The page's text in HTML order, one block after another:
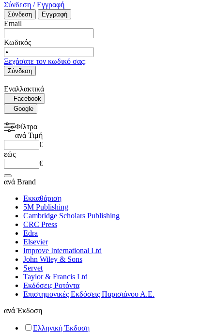
Σύνδεση / Εγγραφή
Σύνδεση Εγγραφή
Email
Κωδικός
Ξεχάσατε τον κωδικό σας;
Σύνδεση
Εναλλακτικά
Facebook
Google
Φίλτρα
ανά Τιμή
€
εώς
€
ανά Brand
Εκκαθάριση
5M Publishing
Cambridge Scholars Publishing
CRC Press
Edra
Elsevier
Improve International Ltd
John Wiley & Sons
Servet
Taylor & Francis Ltd
Εκδόσεις Ροτόντα
Επιστημονικές Εκδόσεις Παρισιάνου Α.Ε.
ανάΈκδοση
Ελληνική Έκδοση